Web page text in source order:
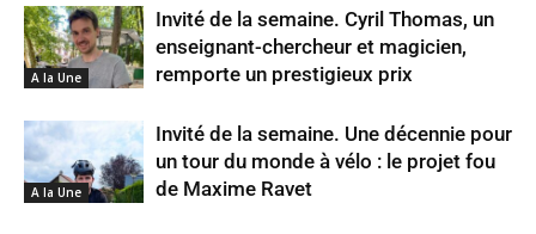
A la Une
Invité de la semaine. Cyril Thomas, un
enseignant-chercheur et magicien,
remporte un prestigieux prix
A la Une
Invité de la semaine. Une décennie pour
un tour du monde à vélo : le projet fou
de Maxime Ravet